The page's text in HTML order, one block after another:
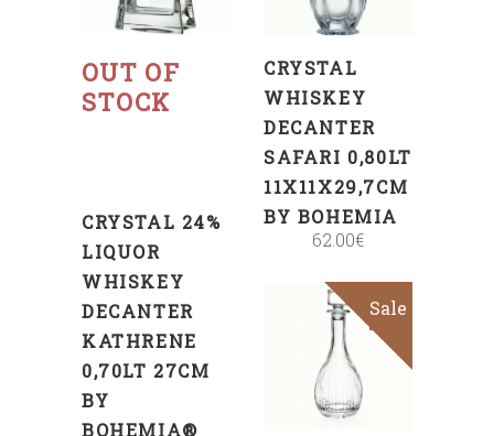
OUT OF
STOCK
Read
CRYSTAL 24%
LIQUOR
WHISKEY
DECANTER
KATHRENE
0,70LT 27CM
BY
BOHEMIA®
CRYSTAL
WHISKEY
DECANTER
SAFARI 0,80LT
11X11X29,7CM
BY BOHEMIA
62.00€
Sale
ADD
TO
CART